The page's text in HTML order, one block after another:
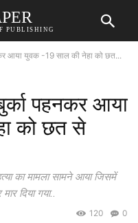
PUBLISHING
आया युवक -19 साल की नेहा को छत...
पहनकर आया
को छत से
का मामला सामने आया जिसमें
दिया गया..
0
120